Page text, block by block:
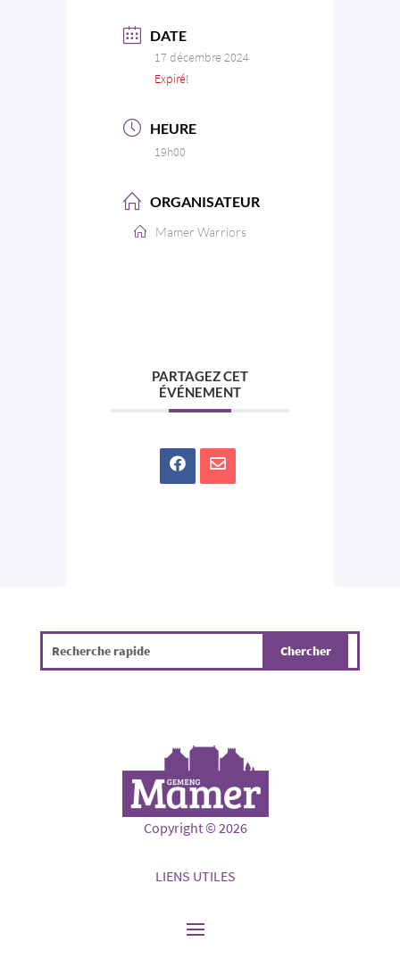
DATE
17 décembre 2024
Expiré!
HEURE
19h00
ORGANISATEUR
Mamer Warriors
PARTAGEZ CET
ÉVÉNEMENT
Copyright © 2026
LIENS UTILES